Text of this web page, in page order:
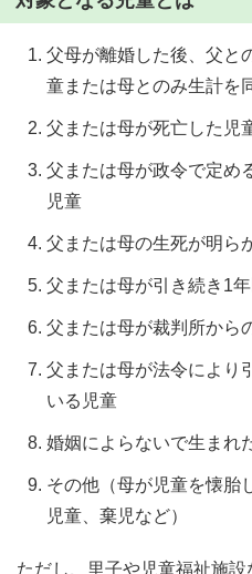
父母が離婚した後、父と
童または母とのみ生計を
父または母が死亡した児
父または母が政令で定め
児童
父または母の生死が明ら
父または母が引き続き1
父または母が裁判所から
父または母が法令により
いる児童
婚姻によらないで生まれ
その他（母が児童を懐胎
児童、棄児など）
ただし、里子や児童福祉施